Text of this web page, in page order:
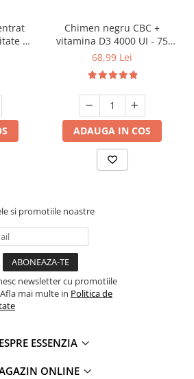
și
Chimen negru CBC +
vitamina D3 4000 UI - 75
capsule
68,99 Lei
ADAUGA IN COS
si promotiile noastre
newsletter cu promotiile
mai multe in Politica de
ESSENZIA
ONLINE